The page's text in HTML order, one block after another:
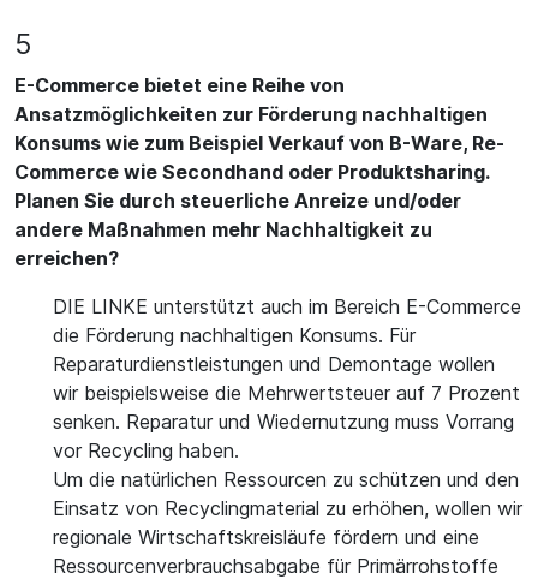
5
E-Commerce bietet eine Reihe von
Ansatzmöglichkeiten zur Förderung nachhaltigen
Konsums wie zum Beispiel Verkauf von B-Ware, Re-
Commerce wie Secondhand oder Produktsharing.
Planen Sie durch steuerliche Anreize und/oder
andere Maßnahmen mehr Nachhaltigkeit zu
erreichen?
DIE LINKE unterstützt auch im Bereich E-Commerce
die Förderung nachhaltigen Konsums. Für
Reparaturdienstleistungen und Demontage wollen
wir beispielsweise die Mehrwertsteuer auf 7 Prozent
senken. Reparatur und Wiedernutzung muss Vorrang
vor Recycling haben.
Um die natürlichen Ressourcen zu schützen und den
Einsatz von Recyclingmaterial zu erhöhen, wollen wir
regionale Wirtschaftskreisläufe fördern und eine
Ressourcenverbrauchsabgabe für Primärrohstoffe